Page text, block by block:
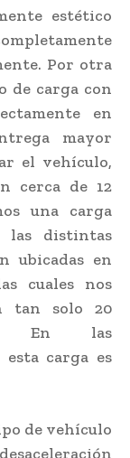
estético
Por otra
de carga con
en
mayor
el vehículo,
cerca de 12
una carga
las distintas
ubicadas en
cuales nos
tan solo 20
En las
esta carga es
de vehículo